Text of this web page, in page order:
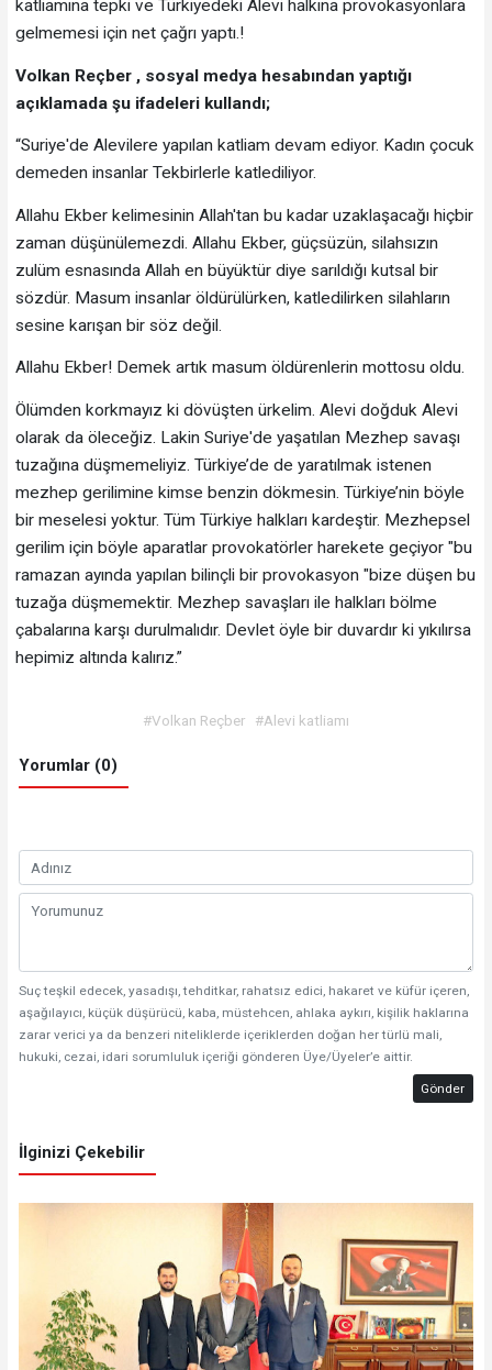
katliamına tepki ve Türkiyedeki Alevi halkına provokasyonlara
gelmemesi için net çağrı yaptı.!
Volkan Reçber , sosyal medya hesabından yaptığı
açıklamada şu ifadeleri kullandı;
“Suriye'de Alevilere yapılan katliam devam ediyor. Kadın çocuk
demeden insanlar Tekbirlerle katlediliyor.
Allahu Ekber kelimesinin Allah'tan bu kadar uzaklaşacağı hiçbir
zaman düşünülemezdi. Allahu Ekber, güçsüzün, silahsızın
zulüm esnasında Allah en büyüktür diye sarıldığı kutsal bir
sözdür. Masum insanlar öldürülürken, katledilirken silahların
sesine karışan bir söz değil.
Allahu Ekber! Demek artık masum öldürenlerin mottosu oldu.
Ölümden korkmayız ki dövüşten ürkelim. Alevi doğduk Alevi
olarak da öleceğiz. Lakin Suriye'de yaşatılan Mezhep savaşı
tuzağına düşmemeliyiz. Türkiye’de de yaratılmak istenen
mezhep gerilimine kimse benzin dökmesin. Türkiye’nin böyle
bir meselesi yoktur. Tüm Türkiye halkları kardeştir. Mezhepsel
gerilim için böyle aparatlar provokatörler harekete geçiyor "bu
ramazan ayında yapılan bilinçli bir provokasyon "bize düşen bu
tuzağa düşmemektir. Mezhep savaşları ile halkları bölme
çabalarına karşı durulmalıdır. Devlet öyle bir duvardır ki yıkılırsa
hepimiz altında kalırız.”
#Volkan Reçber #Alevi katliamı
Yorumlar (0)
Suç teşkil edecek, yasadışı, tehditkar, rahatsız edici, hakaret ve küfür içeren,
aşağılayıcı, küçük düşürücü, kaba, müstehcen, ahlaka aykırı, kişilik haklarına
zarar verici ya da benzeri niteliklerde içeriklerden doğan her türlü mali,
hukuki, cezai, idari sorumluluk içeriği gönderen Üye/Üyeler’e aittir.
Gönder
İlginizi Çekebilir